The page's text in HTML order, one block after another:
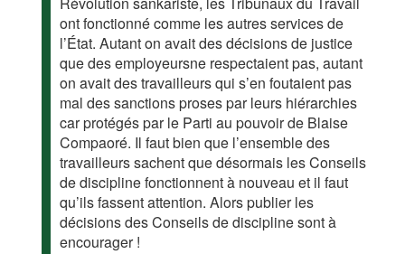
ont fonctionné comme les autres services de
l’État. Autant on avait des décisions de justice
que des employeursne respectaient pas, autant
on avait des travailleurs qui s’en foutaient pas
mal des sanctions proses par leurs hiérarchies
car protégés par le Parti au pouvoir de Blaise
Compaoré. Il faut bien que l’ensemble des
travailleurs sachent que désormais les Conseils
de discipline fonctionnent à nouveau et il faut
qu’ils fassent attention. Alors publier les
décisions des Conseils de discipline sont à
encourager !